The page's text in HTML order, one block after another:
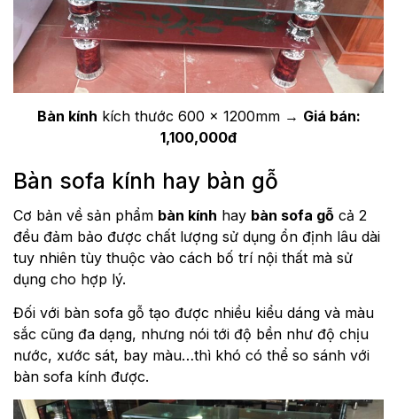
Bàn kính kích thước 600 x 1200mm → Giá bán:
1,100,000đ
Bàn sofa kính hay bàn gỗ
Cơ bản về sản phẩm bàn kính hay bàn sofa gỗ cả 2
đều đảm bảo được chất lượng sử dụng ổn định lâu dài
tuy nhiên tùy thuộc vào cách bố trí nội thất mà sử
dụng cho hợp lý.
Đối với bàn sofa gỗ tạo được nhiều kiểu dáng và màu
sắc cũng đa dạng, nhưng nói tới độ bền như độ chịu
nước, xước sát, bay màu…thì khó có thể so sánh với
bàn sofa kính được.